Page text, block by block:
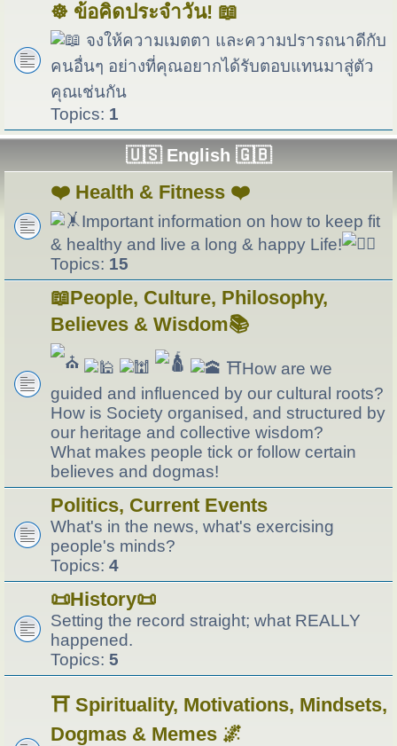
☸️ ข้อคิดประจำวัน! 📖
จงให้ความเมตตา และความปรารถนาดีกับ
คนอื่นๆ อย่างที่คุณอยากได้รับตอบแทนมาสู่ตัว
คุณเช่นกัน
Topics: 1
🇺🇸 English 🇬🇧
❤️ Health & Fitness ❤️
Important information on how to keep fit
& healthy and live a long & happy Life!
Topics: 15
📖People, Culture, Philosophy,
Believes & Wisdom📚
⛩How are we
guided and influenced by our cultural roots?
How is Society organised, and structured by
our heritage and collective wisdom?
What makes people tick or follow certain
believes and dogmas!
Politics, Current Events
What's in the news, what's exercising
people's minds?
Topics: 4
📜History📜
Setting the record straight; what REALLY
happened.
Topics: 5
⛩️ Spirituality, Motivations, Mindsets,
Dogmas & Memes 🌌